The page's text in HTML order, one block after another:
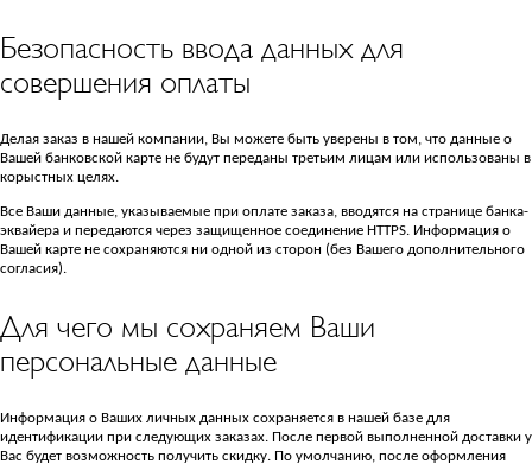
Безопасность ввода данных для
совершения оплаты
Делая заказ в нашей компании, Вы можете быть уверены в том, что данные о
Вашей банковской карте не будут переданы третьим лицам или использованы в
корыстных целях.
Все Ваши данные, указываемые при оплате заказа, вводятся на странице банка-
эквайера и передаются через защищенное соединение HTTPS. Информация о
Вашей карте не сохраняются ни одной из сторон (без Вашего дополнительного
согласия).
Для чего мы сохраняем Ваши
персональные данные
Информация о Ваших личных данных сохраняется в нашей базе для
идентификации при следующих заказах. После первой выполненной доставки у
Вас будет возможность получить скидку. По умолчанию, после оформления